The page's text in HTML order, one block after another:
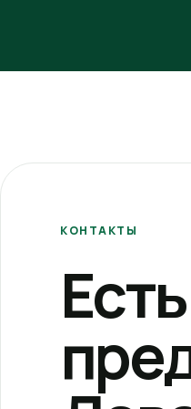
КОНТАКТЫ
Есть